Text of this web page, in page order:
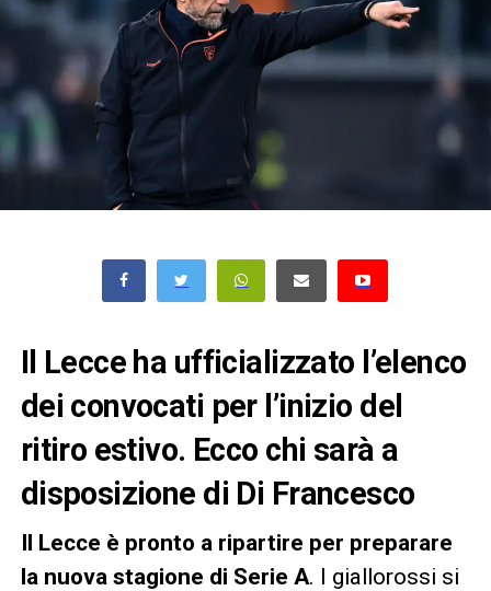
Il Lecce ha ufficializzato l’elenco
dei convocati per l’inizio del
ritiro estivo. Ecco chi sarà a
disposizione di Di Francesco
Il Lecce è pronto a ripartire per preparare
la nuova stagione di Serie A. I giallorossi si